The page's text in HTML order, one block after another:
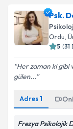
Psk.
Ordu,
5 (31
Her zaman ki gibi
gülen...
Adres 1
Frezya Psikolojik